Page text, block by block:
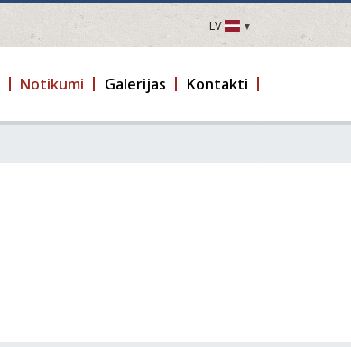
LV
LV
FR
Notikumi Galerijas Kontakti